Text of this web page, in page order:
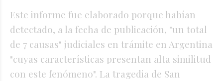
Este informe fue elaborado porque habían
detectado, a la fecha de publicación, "un total
de 7 causas" judiciales en trámite en Argentina
"cuyas características presentan alta similitud
con este fenómeno". La tragedia de San